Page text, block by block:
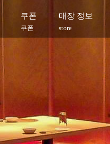
쿠폰
쿠폰
매장 정보
store